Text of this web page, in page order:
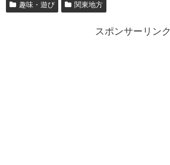
趣味・遊び
関東地方
スポンサーリンク